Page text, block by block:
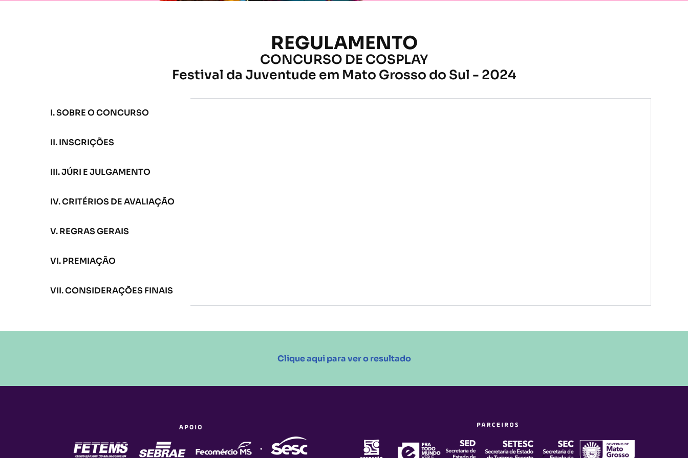
REGULAMENTO
CONCURSO DE COSPLAY
Festival da Juventude em Mato Grosso do Sul - 2024
I. SOBRE O CONCURSO
II. INSCRIÇÕES
III. JÚRI E JULGAMENTO
IV. CRITÉRIOS DE AVALIAÇÃO
V. REGRAS GERAIS
VI. PREMIAÇÃO
VII. CONSIDERAÇÕES FINAIS
Clique aqui para ver o resultado